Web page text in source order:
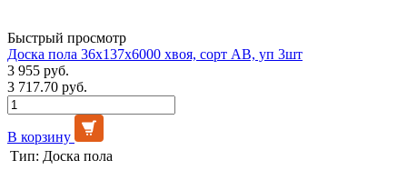
Быстрый просмотр
Доска пола 36х137х6000 хвоя, сорт АВ, уп 3шт
3 955 руб.
3 717.70 руб.
В корзину
Тип: Доска пола